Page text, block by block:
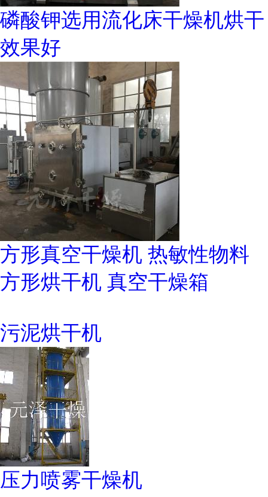
磷酸钾选用流化床干燥机烘干
效果好
方形真空干燥机 热敏性物料
方形烘干机 真空干燥箱
污泥烘干机
压力喷雾干燥机